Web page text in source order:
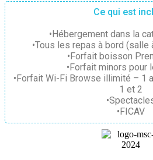
Ce qui est
•Hébergement dans la
•Tous les repas à bord
•Forfait boisson
•Forfait minors pour
•Forfait Wi-Fi Browse illimité – 1
1 et 2
•FICAV